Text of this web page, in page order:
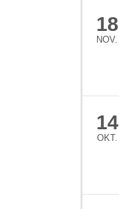
18
NOV.
14
OKT.